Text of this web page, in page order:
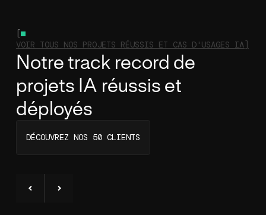
[
VOIR TOUS NOS PROJETS RÉUSSIS ET CAS D'USAGES IA]
Notre track record de
projets IA réussis et
déployés
DÉCOUVREZ NOS 50 CLIENTS